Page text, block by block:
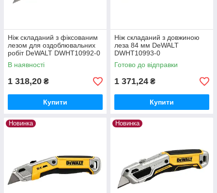
Ніж складаний з фіксованим
лезом для оздоблювальних
робіт DeWALT DWHT10992-0
В наявності
1 318,20 ₴
Купити
Ніж складаний з довжиною
леза 84 мм DeWALT
DWHT10993-0
Готово до відправки
1 371,24 ₴
Купити
Новинка Новинка